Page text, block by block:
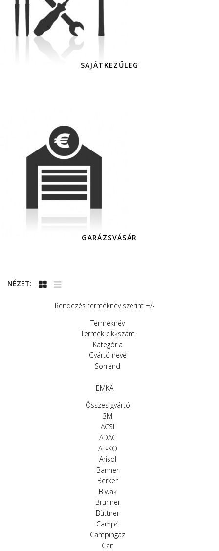
SAJÁTKEZŰLEG
GARÁZSVÁSÁR
NÉZET:
Rendezés terméknév szerint +/-
Terméknév
Termék cikkszám
Kategória
Gyártó neve
Sorrend
EMKA
Összes gyártó
3M
ACSI
ADAC
AL-KO
Arisol
Banner
Berker
Biwak
Brunner
Büttner
Camp4
Campingaz
Can